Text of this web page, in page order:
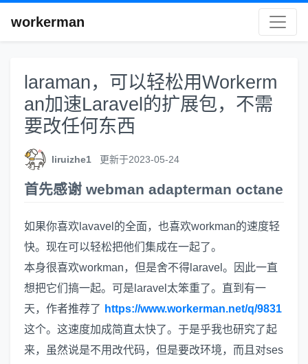
workerman
laraman，可以轻松用Workerm
an加速Laravel的扩展包，不需
要改任何东西
liruizhe1 更新于2023-05-24
首先感谢 webman adapterman octane
如果你喜欢lavavel的全面，也喜欢workman的速度轻
快。现在可以轻松把他们集成在一起了。
本身很喜欢workman，但是舍不得laravel。因此一直
想把它们搞一起。可是laravel太笨重了。直到有一
天，作者推荐了 https://www.workerman.net/q/9831
这个。这速度加成简直太快了。于是乎我也研究了起
来，虽然说是不用改代码，但是要改环境，而且对ses